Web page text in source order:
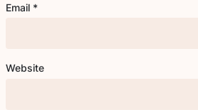
Email *
Website